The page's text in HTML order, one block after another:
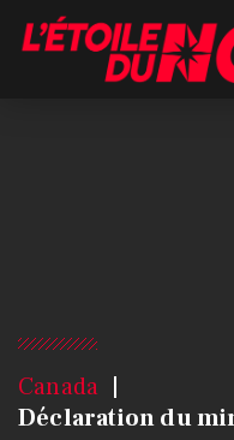
Canada
Déclaration du